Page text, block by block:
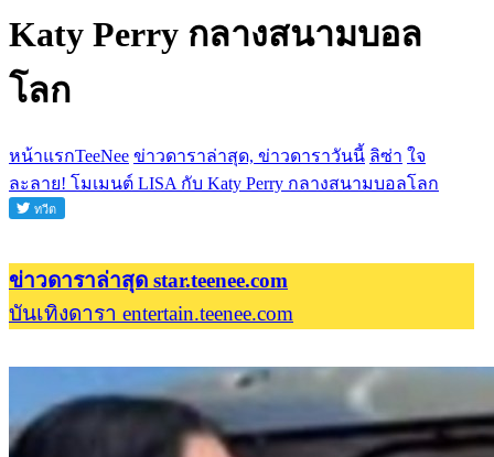
Katy Perry กลางสนามบอล
โลก
หน้าแรกTeeNee ข่าวดาราล่าสุด, ข่าวดาราวันนี้ ลิซ่า ใจ
ละลาย! โมเมนต์ LISA กับ Katy Perry กลางสนามบอลโลก
ข่าวดาราล่าสุด star.teenee.com
บันเทิงดารา entertain.teenee.com